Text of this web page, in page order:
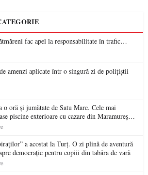
Polițiștii sătmăreni fac apel la responsabilitate în trafic…
amenzi aplicate într-o singură zi de polițiștii
o oră și jumătate de Satu Mare. Cele mai
piscine exterioare cu cazare din Maramureș,
o escapadă de vară
a acostat la Turț. O zi plină de aventură
democrație pentru copiii din tabăra de vară